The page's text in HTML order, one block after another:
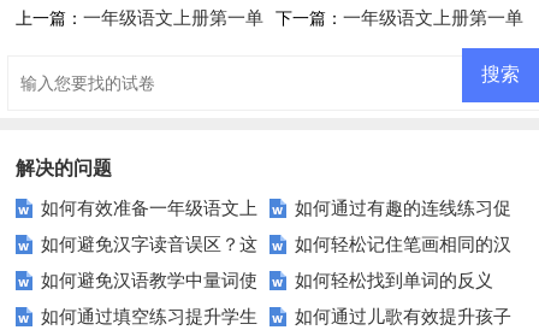
上一篇：一年级语文上册第一单 下一篇： 一年级语文上册第一单
解决的问题
如何有效准备一年级语文上
册第一单元测试？这里有你需要
的测试题和复习资料！
如何通过有趣的连线练习促
进儿童的学习与发展？
如何避免汉字读音误区？这
些技巧让你读得准！
如何轻松记住笔画相同的汉
字？这些技巧你需要知道！
如何避免汉语教学中量词使
用的常见错误？
如何轻松找到单词的反义
词？这里有你需要知道的一切！
如何通过填空练习提升学生
如何通过儿歌有效提升孩子